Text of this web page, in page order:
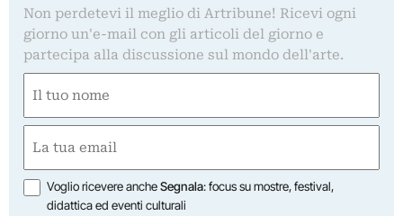
Non perdetevi il meglio di Artribune! Ricevi ogni
giorno un'e-mail con gli articoli del giorno e
partecipa alla discussione sul mondo dell'arte.
(Obbligatorio)
Nome
(Obbligatorio)
Opzioni
Voglio ricevere ancheSegnala: focus su mostre, festival,
didattica ed eventi culturali